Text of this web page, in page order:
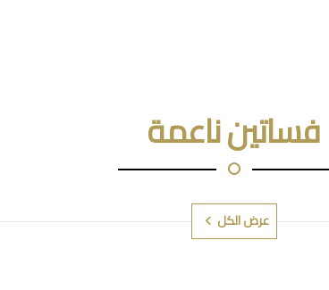
فساتين ناعمة
عرض الكل